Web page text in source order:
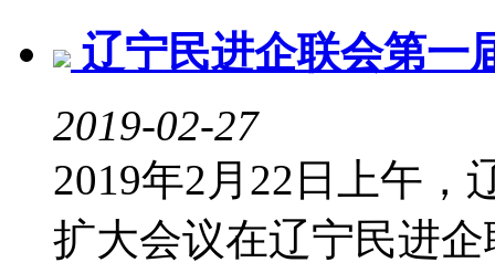
辽宁民进企联会第一
2019-02-27
2019年2月22日上午，
扩大会议在辽宁民进